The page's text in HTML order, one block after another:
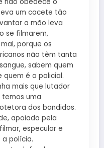
um cacete tão
a mão leva
se filmarem,
porque os
não têm tanta
sabem quem
quem é o policial.
mais que lutador
temos uma
dos bandidos.
apoiada pela
especular e
polícia.